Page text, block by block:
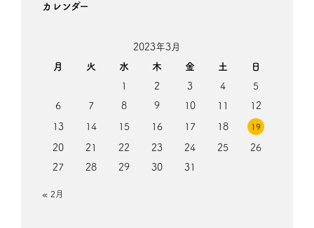
カレンダー
2023年3月
月
火 水 木 金 土
日
1
2 3 4
5
6
7 8 9 10 11 12
13 14 15 16 17 18 19
20 21 22 23 24 25
26
27
28 29 30 31
« 2月